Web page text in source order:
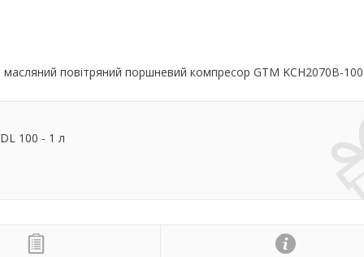
повітряний поршневий компресор GTM KCH2070B-
100 - 1 л